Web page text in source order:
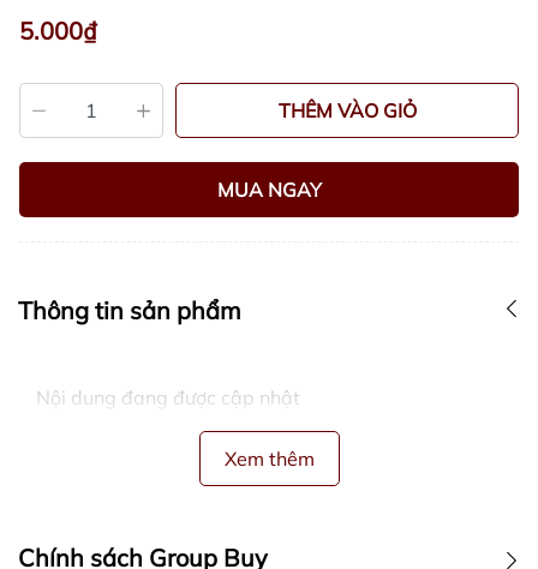
5.000₫
THÊM VÀO GIỎ
MUA NGAY
Thông tin sản phẩm
Nội dung đang được cập nhật
Xem thêm
Chính sách Group Buy